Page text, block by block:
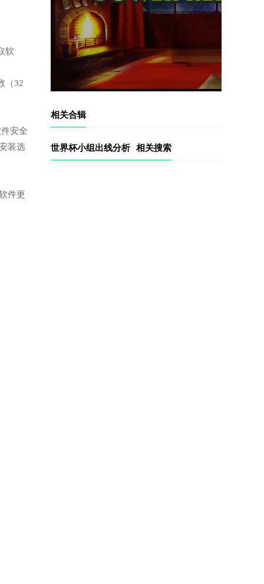
软
（32
安全
装选
件更
相关合辑
世界杯小组出线分析 相关搜索